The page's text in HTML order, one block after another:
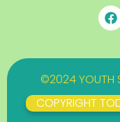
©2024 YOUTH
COPYRIGHT